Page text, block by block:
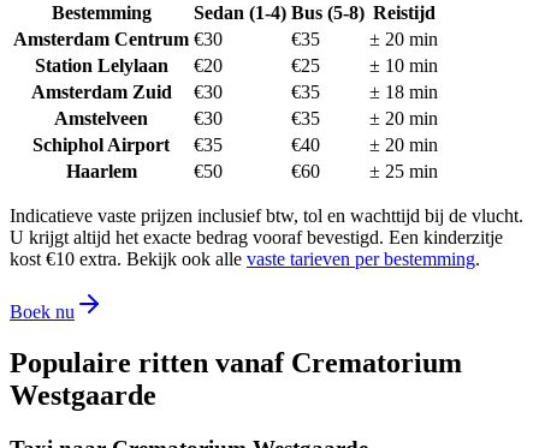
Bestemming
Sedan (1-4) Bus (5-8) Reistijd
Amsterdam Centrum €30 €35 ± 20 min
Station Lelylaan
€20 €25 ± 10 min
Amsterdam Zuid
€30 €35 ± 18 min
Amstelveen
€30 €35 ± 20 min
Schiphol Airport
€35 €40 ± 20 min
Haarlem
€50 €60 ± 25 min
Indicatieve vaste prijzen inclusief btw, tol en wachttijd bij de vlucht.
U krijgt altijd het exacte bedrag vooraf bevestigd. Een kinderzitje
kost €10 extra. Bekijk ook alle vaste tarieven per bestemming.
Boek nu
Populaire ritten vanaf Crematorium
Westgaarde